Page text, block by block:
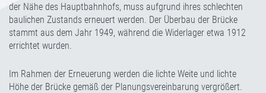
der Nähe des Hauptbahnhofs, muss aufgrund ihres schlechten
baulichen Zustands erneuert werden. Der Überbau der Brücke
stammt aus dem Jahr 1949, während die Widerlager etwa 1912
errichtet wurden.
Im Rahmen der Erneuerung werden die lichte Weite und lichte
Höhe der Brücke gemäß der Planungsvereinbarung vergrößert.